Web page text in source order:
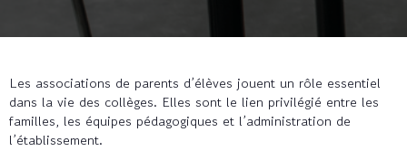
Les associations de parents d’élèves jouent un rôle essentiel
dans la vie des collèges. Elles sont le lien privilégié entre les
familles, les équipes pédagogiques et l’administration de
l’établissement.